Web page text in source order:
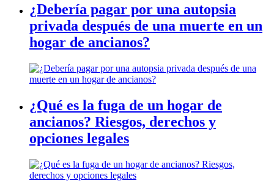
¿Debería pagar por una autopsia
privada después de una muerte en un
hogar de ancianos?
¿Qué es la fuga de un hogar de
ancianos? Riesgos, derechos y
opciones legales